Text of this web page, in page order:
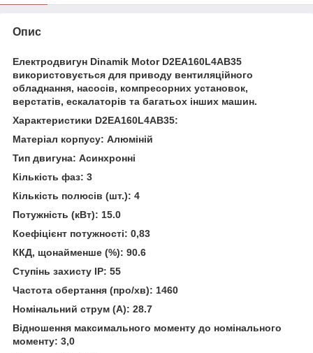
Опис
Електродвигун Dinamik Motor D2EA160L4AB35
використовується для приводу вентиляційного
обладнання, насосів, компресорних установок,
верстатів, ескалаторів та багатьох інших машин.
Характеристики D2EA160L4AB35:
Матеріал корпусу: Алюміній
Тип двигуна: Асинхронні
Кількість фаз: 3
Кількість полюсів (шт.): 4
Потужність (кВт): 15.0
Коефіцієнт потужності: 0,83
ККД, щонайменше (%): 90.6
Ступінь захисту ІР: 55
Частота обертання (про/хв): 1460
Номінальний струм (А): 28.7
Відношення максимального моменту до номінального
моменту: 3,0